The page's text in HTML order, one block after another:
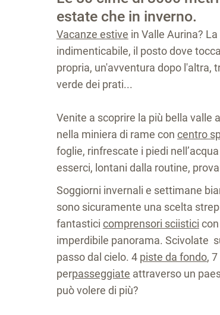
estate che in inverno.
Vacanze estive in Valle Aurina?
indimenticabile, il posto dove
propria, un'avventura dopo l'altra,
verde dei prati...
Venite a scoprire la più bella valle
nella miniera di rame con centro
foglie, rinfrescate i piedi
esserci, lontani dalla routine,
Soggiorni invernali e settimane
sono sicuramente una scelta
fantastici comprensori sciistici
imperdibile panorama. Scivolate
passo dal cielo. 4 piste da fondo, 7
perpasseggiate attraverso un
può volere di più?